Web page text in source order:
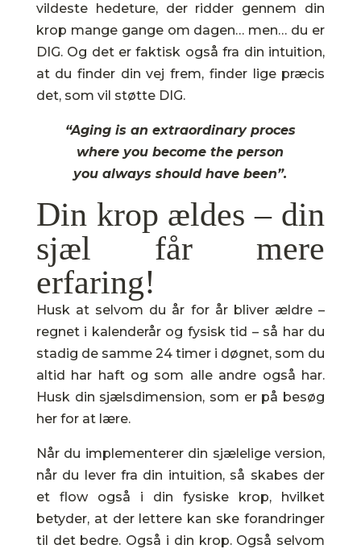
vildeste hedeture, der ridder gennem din
krop mange gange om dagen… men… du er
DIG. Og det er faktisk også fra din intuition,
at du finder din vej frem, finder lige præcis
det, som vil støtte DIG.
“Aging is an extraordinary proces
where you become the person
you always should have been”.
Din krop ældes – din
sjæl får mere
erfaring!
Husk at selvom du år for år bliver ældre –
regnet i kalenderår og fysisk tid – så har du
stadig de samme 24 timer i døgnet, som du
altid har haft og som alle andre også har.
Husk din sjælsdimension, som er på besøg
her for at lære.
Når du implementerer din sjælelige version,
når du lever fra din intuition, så skabes der
et flow også i din fysiske krop, hvilket
betyder, at der lettere kan ske forandringer
til det bedre. Også i din krop. Også selvom